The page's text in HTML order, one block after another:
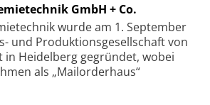
GmbH + Co.
wurde am 1. September
und Produktionsgesellschaft von
in Heidelberg gegründet, wobei
als „Mailorderhaus“